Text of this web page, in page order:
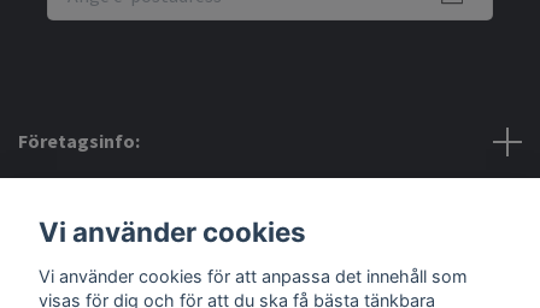
Företagsinfo:
Sociala medier
Vi använder cookies
Vi använder cookies för att anpassa det innehåll som
visas för dig och för att du ska få bästa tänkbara